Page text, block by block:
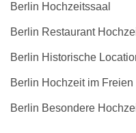
Berlin Hochzeitssaal
Berlin Restaurant
Berlin Historische
Berlin Hochzeit im Freien
Berlin Besondere